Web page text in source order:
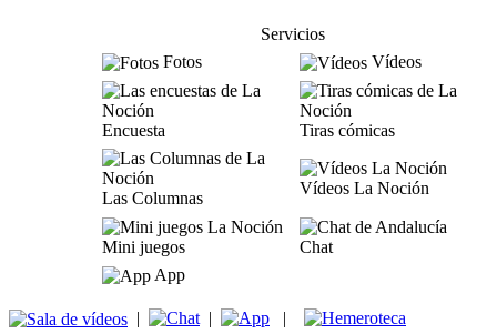
Servicios
Fotos
Vídeos
Encuesta Tiras cómicas
Las Columnas
Vídeos La Noción
Mini juegos
Chat
App
| | |